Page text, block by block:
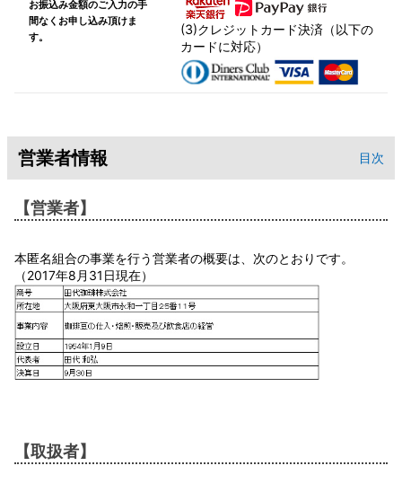
お振込み金額のご入力の手
間なくお申し込み頂けま
す。
(3)クレジットカード決済（以下の
カードに対応）
営業者情報 目次
【営業者】
本匿名組合の事業を行う営業者の概要は、次のとおりです。
（2017年8月31日現在）
【取扱者】